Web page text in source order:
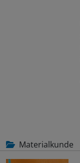
Materialkunde